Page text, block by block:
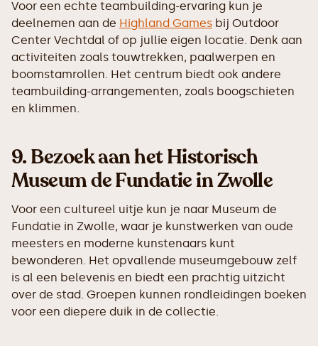
Voor een echte teambuilding-ervaring kun je
deelnemen aan de Highland Games bij Outdoor
Center Vechtdal of op jullie eigen locatie. Denk aan
activiteiten zoals touwtrekken, paalwerpen en
boomstamrollen. Het centrum biedt ook andere
teambuilding-arrangementen, zoals boogschieten
en klimmen.
9.Bezoek aan het Historisch
Museum de Fundatie in Zwolle
Voor een cultureel uitje kun je naar Museum de
Fundatie in Zwolle, waar je kunstwerken van oude
meesters en moderne kunstenaars kunt
bewonderen. Het opvallende museumgebouw zelf
is al een belevenis en biedt een prachtig uitzicht
over de stad. Groepen kunnen rondleidingen boeken
voor een diepere duik in de collectie.